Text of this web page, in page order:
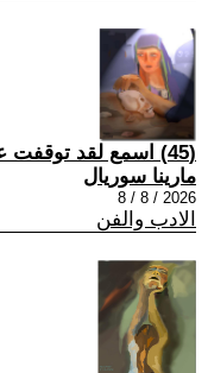
(45) اسمع لقد توقفت على ان تمطر 2
مارينا سوريال
2026 / 8 / 8
الادب والفن